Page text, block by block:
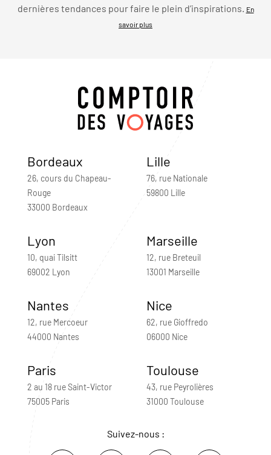
dernières tendances pour faire le plein d’inspirations.
En
savoir plus
Bordeaux
26, cours du Chapeau-
Rouge
33000 Bordeaux
Lille
76, rue Nationale
59800 Lille
Lyon
10, quai Tilsitt
69002 Lyon
Marseille
12, rue Breteuil
13001 Marseille
Nantes
12, rue Mercoeur
44000 Nantes
Nice
62, rue Gioffredo
06000 Nice
Paris
2 au 18 rue Saint-Victor
75005 Paris
Toulouse
43, rue Peyrolières
31000 Toulouse
Suivez-nous :